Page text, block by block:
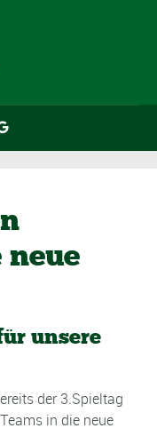
unsere
der 3.Spieltag
in die neue